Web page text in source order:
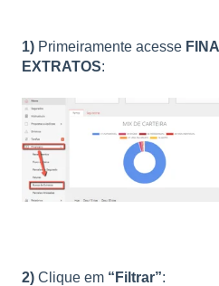
1) Primeiramente acesse
EXTRATOS:
2) Clique em “Filtrar”: